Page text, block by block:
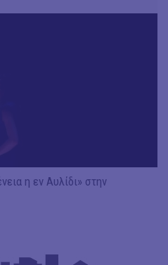
η εν Αυλίδι» στην